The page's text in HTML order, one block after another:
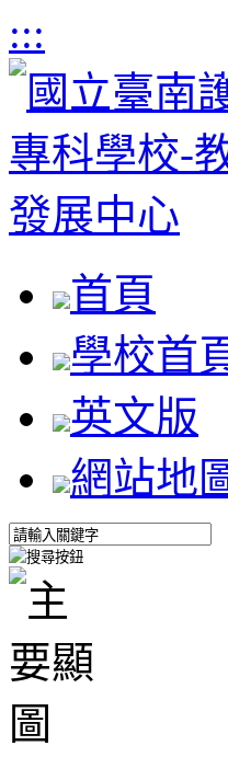
:::
首頁
學校首
英文版
網站地